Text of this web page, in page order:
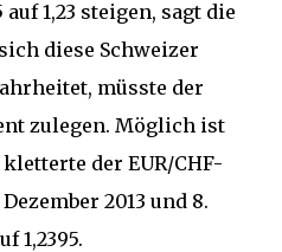
1,23 steigen, sagt die
diese Schweizer
müsste der
zulegen. Möglich ist
der EUR/CHF-
2013 und 8.
1,2395.